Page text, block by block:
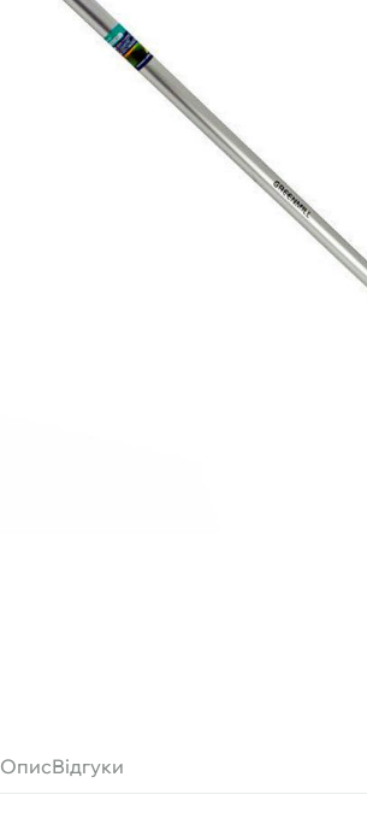
ОписВідгуки